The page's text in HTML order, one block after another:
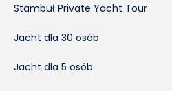
Stambuł Private Yacht Tour
Jacht dla 30 osób
Jacht dla 5 osób